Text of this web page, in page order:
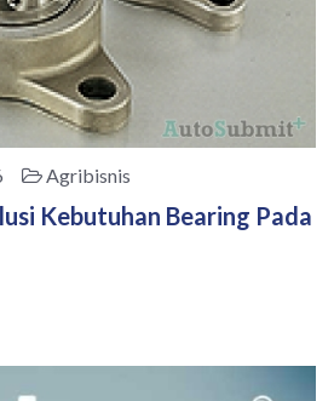
Agribisnis
Kebutuhan Bearing Pada